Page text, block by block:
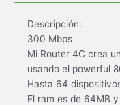
Descripción:
300 Mbps
Mi Router 4C crea
usando el powerful
Hasta 64
El ram es de 64MB